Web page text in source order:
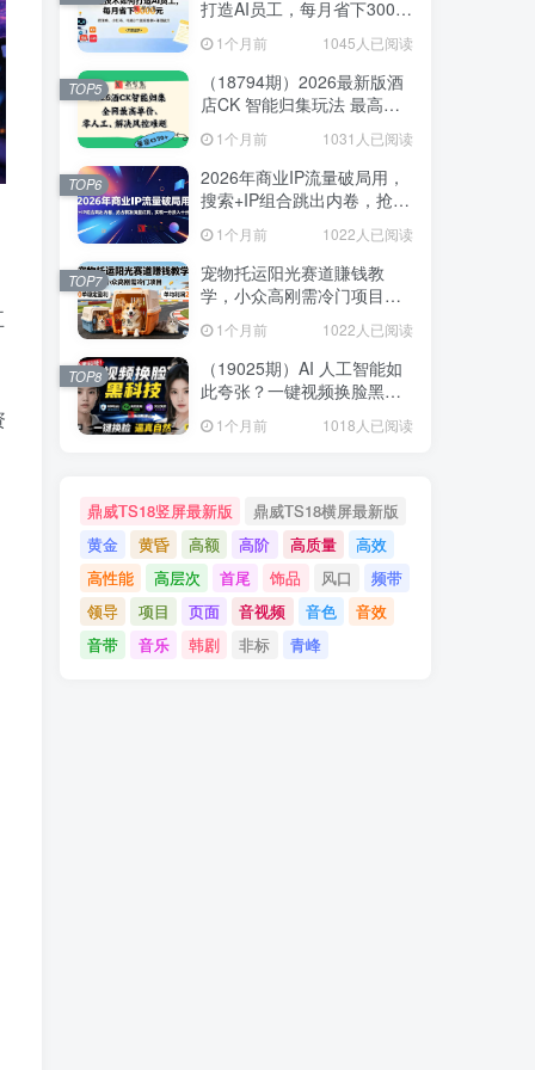
打造AI员工，每月省下3000
个真实案例+开源提示
1个月前 1045人已阅读
（18794期）2026最新版酒
店CK 智能归集玩法 最高单
解决风控难题
1个月前 1031人已阅读
TOP5
2026年商业IP流量破局用，
搜索+IP组合跳出内卷，抢占
入十分回报
1个月前 1022人已阅读
TOP6
宠物托运阳光赛道賺钱教
学，小众高刚需冷门项目，
日均10单稳定盈利，单均利
润200+
1个月前 1022人已阅读
TOP7
（19025期）AI 人工智能如
此夸张？一键视频换脸黑科
技，纯本地离线运行，本地
视频换脸娱乐工具， AI
1个月前 1018人已阅读
TOP8
鼎威TS18竖屏最新版
鼎威TS18横屏最新版
黄金
黄昏 高额 高阶 高质量
高效
高性能
高层次 首尾 饰品 风口
频带
领导
项目 页面 音视频 音色
音效
音带
音乐 韩剧 非标 青峰